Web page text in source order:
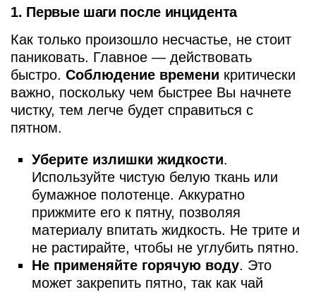
1. Первые шаги после инцидента
Как только произошло несчастье, не стоит
паниковать. Главное — действовать
быстро. Соблюдение времени критически
важно, поскольку чем быстрее Вы начнете
чистку, тем легче будет справиться с
пятном.
Уберите излишки жидкости.
Используйте чистую белую ткань или
бумажное полотенце. Аккуратно
прижмите его к пятну, позволяя
материалу впитать жидкость. Не трите и
не растирайте, чтобы не углубить пятно.
Не применяйте горячую воду. Это
может закрепить пятно, так как чай